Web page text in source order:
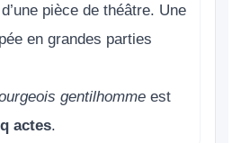
pièce de théâtre. Une
en grandes parties
gentilhomme est
actes.